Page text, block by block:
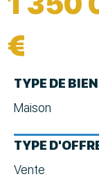
€
TYPE DE BIEN
Maison
TYPE
Vente